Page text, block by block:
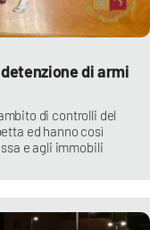
di armi
di controlli del
ed hanno così
e agli immobili